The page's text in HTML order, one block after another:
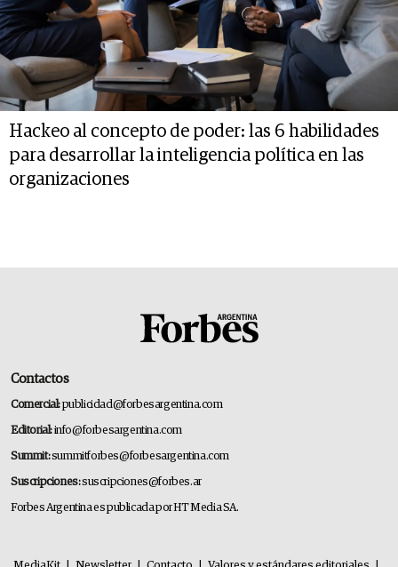
Hackeo al concepto de poder: las 6 habilidades
para desarrollar la inteligencia política en las
organizaciones
Contactos
Comercial:publicidad@forbesargentina.com
Editorial:info@forbesargentina.com
Summit:summitforbes@forbesargentina.com
Suscripciones:suscripciones@forbes.ar
Forbes Argentina es publicada por HT Media SA.